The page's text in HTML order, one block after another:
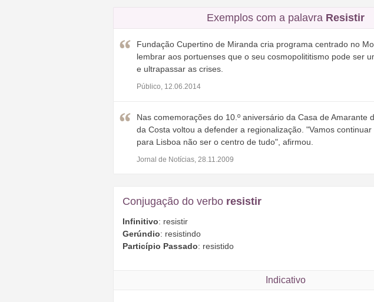
Exemplos com a palavra Resistir
Fundação Cupertino de Miranda cria programa centrado no
lembrar aos portuenses que o seu cosmopolititismo pode ser
e ultrapassar as crises.
Público, 12.06.2014
Nas comemorações do 10.º aniversário da Casa de Amarante
da Costa voltou a defender a regionalização. "Vamos continuar
para Lisboa não ser o centro de tudo", afirmou.
Jornal de Notícias, 28.11.2009
Conjugação do verbo resistir
Infinitivo: resistir
Gerúndio: resistindo
Particípio Passado: resistido
Indicativo